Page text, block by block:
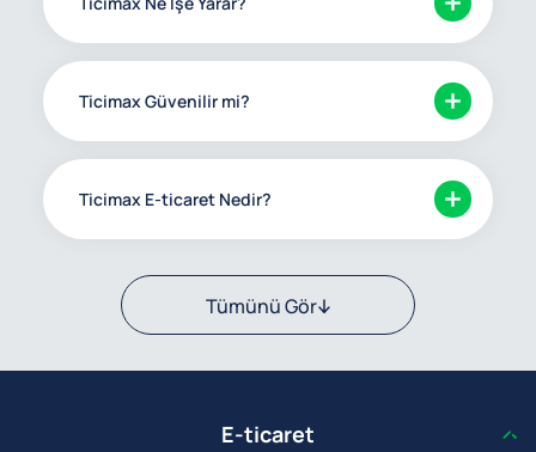
Ticimax Güvenilir mi?
Ticimax E-ticaret Nedir?
Tümünü Gör
E-ticaret